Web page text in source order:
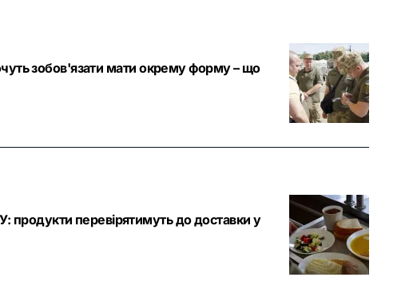
зобов'язати мати окрему форму – що
перевірятимуть до доставки у